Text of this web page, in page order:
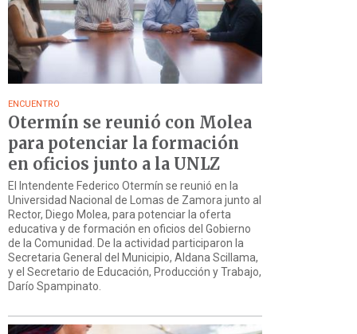
ENCUENTRO
Otermín se reunió con Molea
para potenciar la formación
en oficios junto a la UNLZ
El Intendente Federico Otermín se reunió en la
Universidad Nacional de Lomas de Zamora junto al
Rector, Diego Molea, para potenciar la oferta
educativa y de formación en oficios del Gobierno
de la Comunidad. De la actividad participaron la
Secretaria General del Municipio, Aldana Scillama,
y el Secretario de Educación, Producción y Trabajo,
Darío Spampinato.